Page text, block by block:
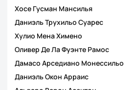
Хосе Гусман Мансилья
Даниэль Трухильо Суарес
Хулио Мена Химено
Оливер Де Ла Фуэнте Рамос
Дамасо Арседиано Монессильо
Даниэль Окон Арраис